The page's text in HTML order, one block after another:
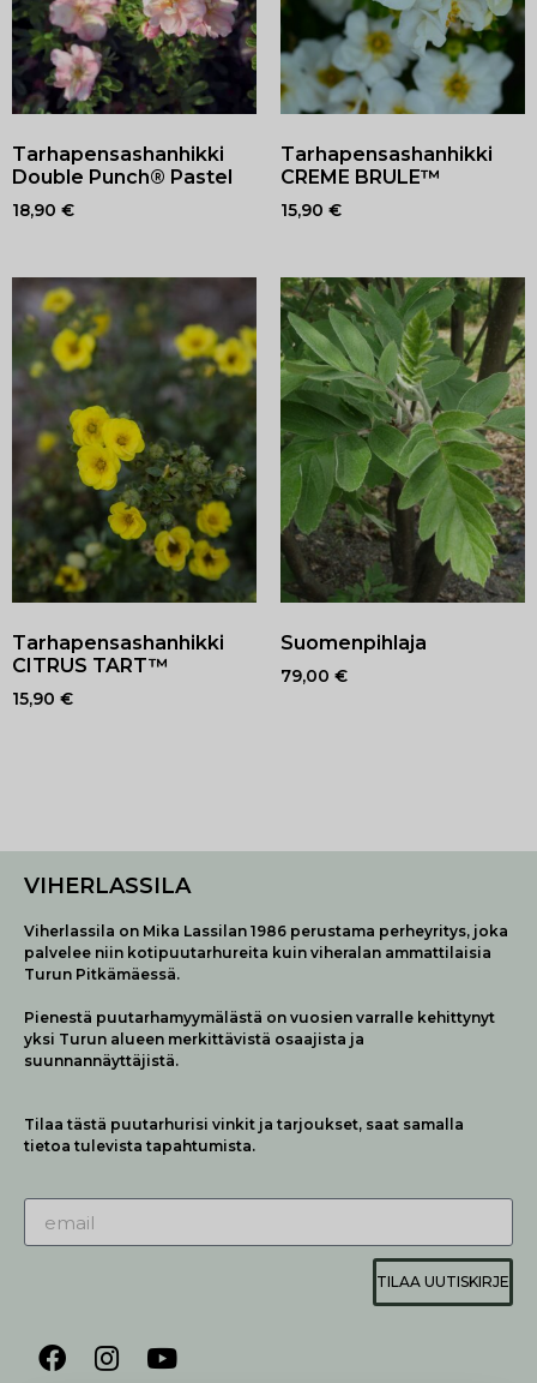
Tarhapensashanhikki
Double Punch® Pastel
18,90 €
Tarhapensashanhikki
CREME BRULE™
15,90 €
Tarhapensashanhikki
CITRUS TART™
15,90 €
Suomenpihlaja
79,00 €
VIHERLASSILA
Viherlassila on Mika Lassilan 1986 perustama perheyritys, joka
palvelee niin kotipuutarhureita kuin viheralan ammattilaisia
Turun Pitkämäessä.
Pienestä puutarhamyymälästä on vuosien varralle kehittynyt
yksi Turun alueen merkittävistä osaajista ja
suunnannäyttäjistä.
Tilaa tästä puutarhurisi vinkit ja tarjoukset, saat samalla
tietoa tulevista tapahtumista.
TILAA UUTISKIRJE